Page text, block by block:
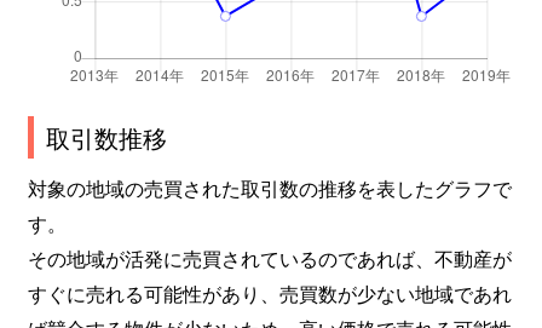
取引数推移
対象の地域の売買された取引数の推移を表したグラフで
す。
その地域が活発に売買されているのであれば、不動産が
すぐに売れる可能性があり、売買数が少ない地域であれ